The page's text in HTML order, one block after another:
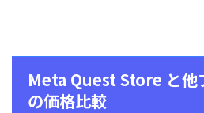
Meta Quest Store と他
の価格比較